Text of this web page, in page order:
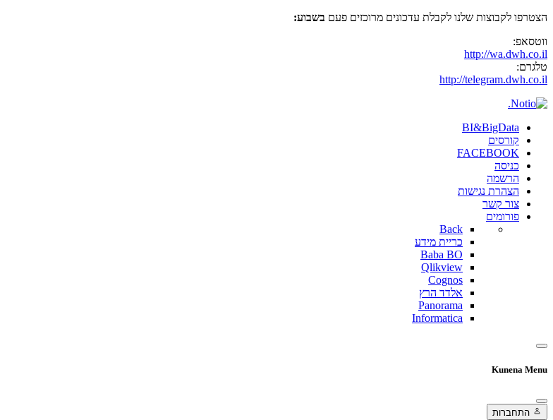
הצטרפו לקבוצות שלנו לקבלת עדכונים מרוכזים פעם בשבוע:
ווטסאפ:
http://wa.dwh.co.il
טלגרם:
http://telegram.dwh.co.il
BI&BigData
קורסים
FACEBOOK
כניסה
הרשמה
הצהרת נגישות
צור קשר
פורומים
Back
כריית מידע
Baba BO
Qlikview
Cognos
אלדד הרץ
Panorama
Informatica
Kunena Menu
התחברות